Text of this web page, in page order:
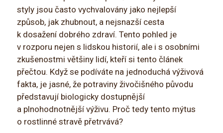
styly jsou často vychvalovány jako nejlepší
způsob, jak zhubnout, a nejsnazší cesta
k dosažení dobrého zdraví. Tento pohled je
v rozporu nejen s lidskou historií, ale i s osobními
zkušenostmi většiny lidí, kteří si tento článek
přečtou. Když se podíváte na jednoduchá výživová
fakta, je jasné, že potraviny živočišného původu
představují biologicky dostupnější
a plnohodnotnější výživu. Proč tedy tento mýtus
o rostlinné stravě přetrvává?